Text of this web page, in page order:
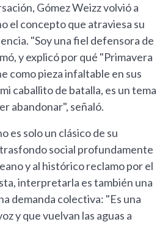
Gómez Weizz volvió a
el concepto que atraviesa su
"Soy una fiel defensora de
y explicó por qué "Primavera
como pieza infaltable en sus
caballito de batalla, es un tema
abandonar", señaló.
es solo un clásico de su
social profundamente
y al histórico reclamo por el
interpretarla es también una
demanda colectiva: "Es una
y que vuelvan las aguas a